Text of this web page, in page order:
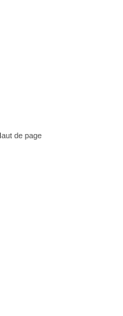
de page